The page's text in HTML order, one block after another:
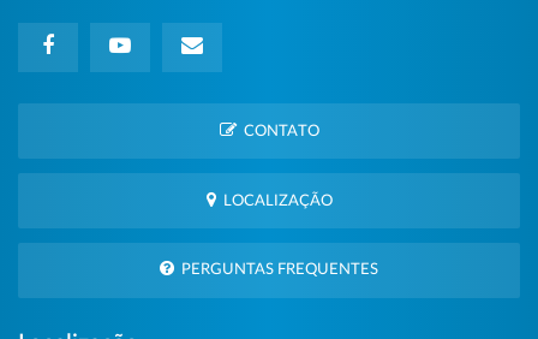
CONTATO
LOCALIZAÇÃO
PERGUNTAS FREQUENTES